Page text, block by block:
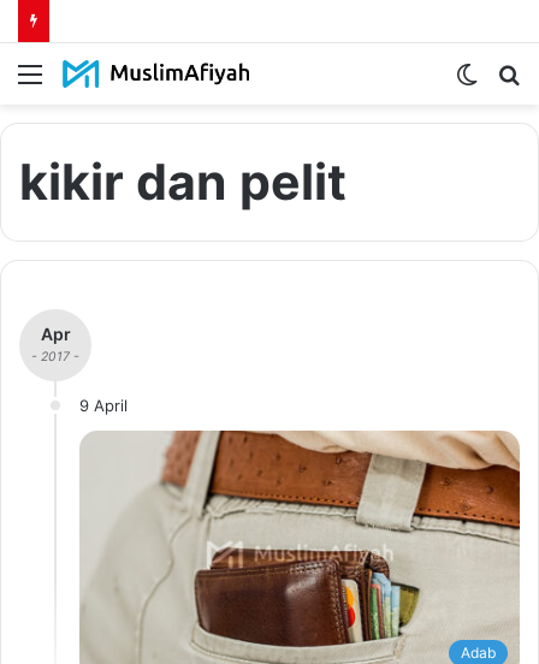
Menu
Switch
kikir dan pelit
Apr
- 2017 -
9 April
Adab